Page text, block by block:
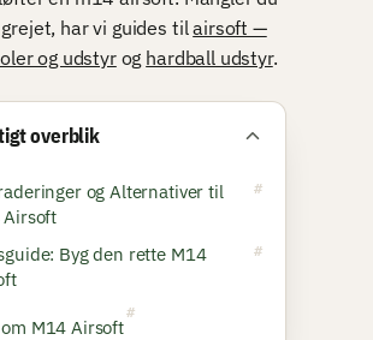
har vi guides tilairsoft —
og udstyrog hardball udstyr.
overblik
og Alternativer til
Byg den rette M14
om M14 Airsoft